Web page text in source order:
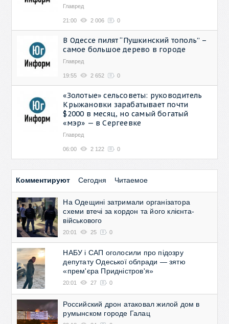
Главред
21:00 2 006 0
В Одессе пилят “Пушкинский тополь” –
самое большое дерево в городе
Главред
19:55 2 652 0
«Золотые» сельсоветы: руководитель
Крыжановки зарабатывает почти
$2000 в месяц, но самый богатый
«мэр» — в Сергеевке
Главред
06:00 2 122 0
Комментируют Сегодня Читаемое
На Одещині затримали організатора
схеми втечі за кордон та його клієнта-
військового
20:01 25 0
НАБУ і САП оголосили про підозру
депутату Одеської облради — зятю
«прем'єра Придністров'я»
20:01 27 0
Российский дрон атаковал жилой дом в
румынском городе Галац